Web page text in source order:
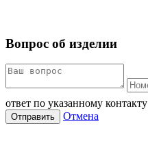
Вопрос об изделии
ответ по указанному контакту
Отправить Отмена